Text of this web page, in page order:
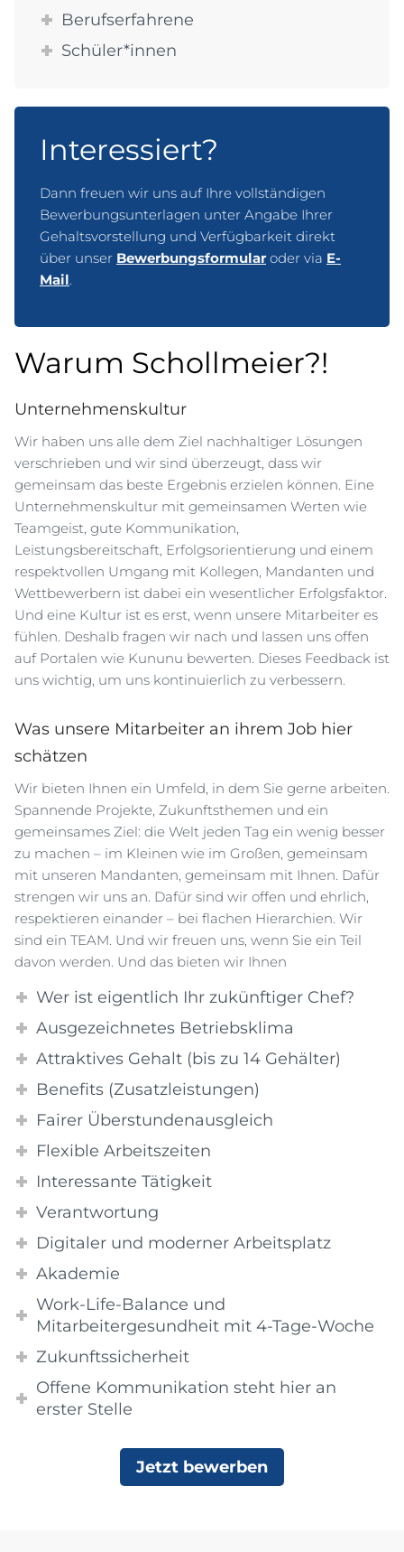
Berufserfahrene
Schüler*innen
Interessiert?
Dann freuen wir uns auf Ihre vollständigen
Bewerbungsunterlagen unter Angabe Ihrer
Gehaltsvorstellung und Verfügbarkeit direkt
über unser Bewerbungsformular oder via E-
Mail.
Warum Schollmeier?!
Unternehmenskultur
Wir haben uns alle dem Ziel nachhaltiger Lösungen
verschrieben und wir sind überzeugt, dass wir
gemeinsam das beste Ergebnis erzielen können. Eine
Unternehmenskultur mit gemeinsamen Werten wie
Teamgeist, gute Kommunikation,
Leistungsbereitschaft, Erfolgsorientierung und einem
respektvollen Umgang mit Kollegen, Mandanten und
Wettbewerbern ist dabei ein wesentlicher Erfolgsfaktor.
Und eine Kultur ist es erst, wenn unsere Mitarbeiter es
fühlen. Deshalb fragen wir nach und lassen uns offen
auf Portalen wie Kununu bewerten. Dieses Feedback ist
uns wichtig, um uns kontinuierlich zu verbessern.
Was unsere Mitarbeiter an ihrem Job hier
schätzen
Wir bieten Ihnen ein Umfeld, in dem Sie gerne arbeiten.
Spannende Projekte, Zukunftsthemen und ein
gemeinsames Ziel: die Welt jeden Tag ein wenig besser
zu machen – im Kleinen wie im Großen, gemeinsam
mit unseren Mandanten, gemeinsam mit Ihnen. Dafür
strengen wir uns an. Dafür sind wir offen und ehrlich,
respektieren einander – bei flachen Hierarchien. Wir
sind ein TEAM. Und wir freuen uns, wenn Sie ein Teil
davon werden. Und das bieten wir Ihnen
Wer ist eigentlich Ihr zukünftiger Chef?
Ausgezeichnetes Betriebsklima
Attraktives Gehalt (bis zu 14 Gehälter)
Benefits (Zusatzleistungen)
Fairer Überstundenausgleich
Flexible Arbeitszeiten
Interessante Tätigkeit
Verantwortung
Digitaler und moderner Arbeitsplatz
Akademie
Work-Life-Balance und
Mitarbeitergesundheit mit 4-Tage-Woche
Zukunftssicherheit
Offene Kommunikation steht hier an
erster Stelle
Jetzt bewerben